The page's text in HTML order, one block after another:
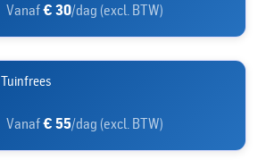
Vanaf€ 30/dag (excl. BTW)
Tuinfrees
Vanaf€ 55/dag (excl. BTW)